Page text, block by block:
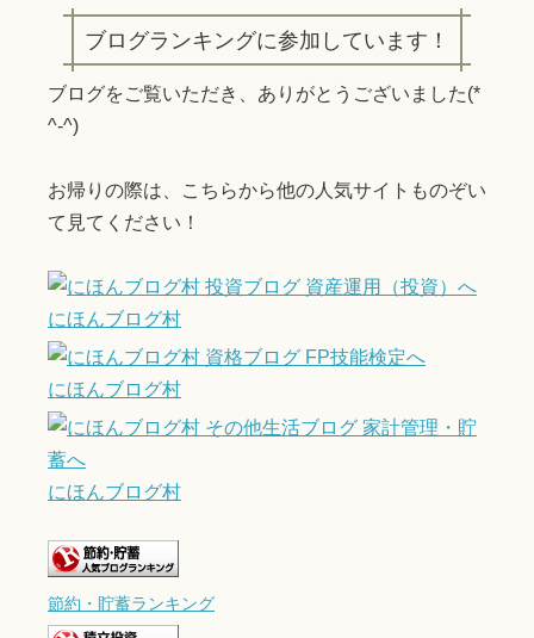
ブログランキングに参加しています！
ブログをご覧いただき、ありがとうございました(*
^-^)
お帰りの際は、こちらから他の人気サイトものぞい
て見てください！
にほんブログ村
にほんブログ村
にほんブログ村
節約・貯蓄ランキング